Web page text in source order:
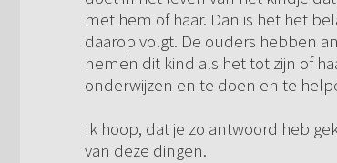
met hem of haar. Dan is het het
daarop volgt. De ouders hebben
nemen dit kind als het tot zijn of
onderwijzen en te doen en te
Ik hoop, dat je zo antwoord heb
van deze dingen.